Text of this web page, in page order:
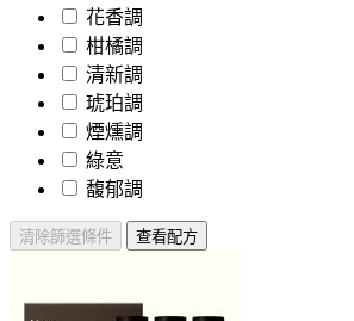
花香調
柑橘調
清新調
琥珀調
煙燻調
綠意
馥郁調
清除篩選條件 查看配方